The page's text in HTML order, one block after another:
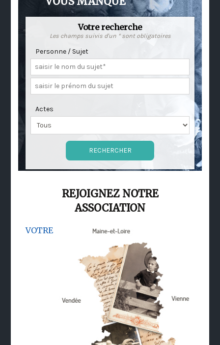
Votre recherche
Les champs suivis d'un * sont obligatoires
Personne / Sujet
Actes
REJOIGNEZ NOTRE
ASSOCIATION
VOTRE